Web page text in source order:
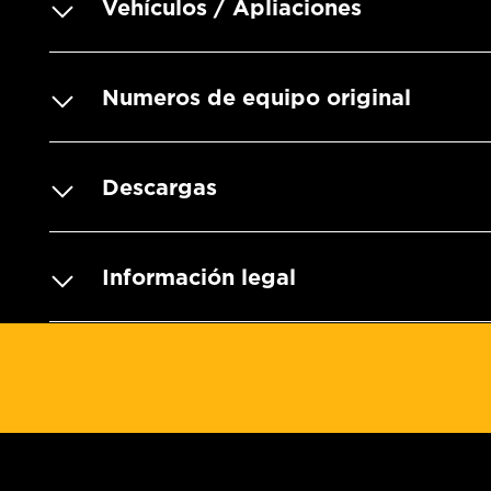
Vehículos / Apliaciones
Numeros de equipo original
Descargas
Información legal